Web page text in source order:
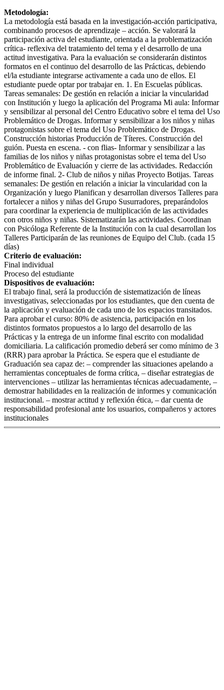
Metodología:
La metodología está basada en la investigación-acción participativa,
combinando procesos de aprendizaje – acción. Se valorará la
participación activa del estudiante, orientada a la problematización
crítica- reflexiva del tratamiento del tema y el desarrollo de una
actitud investigativa. Para la evaluación se considerarán distintos
formatos en el continuo del desarrollo de las Prácticas, debiendo
el/la estudiante integrarse activamente a cada uno de ellos. El
estudiante puede optar por trabajar en. 1. En Escuelas públicas.
Tareas semanales: De gestión en relación a iniciar la vincularidad
con Institución y luego la aplicación del Programa Mi aula: Informar
y sensibilizar al personal del Centro Educativo sobre el tema del Uso
Problemático de Drogas. Informar y sensibilizar a los niños y niñas
protagonistas sobre el tema del Uso Problemático de Drogas.
Construcción historias Producción de Títeres. Construcción del
guión. Puesta en escena. - con flias- Informar y sensibilizar a las
familias de los niños y niñas protagonistas sobre el tema del Uso
Problemático de Evaluación y cierre de las actividades. Redacción
de informe final. 2- Club de niños y niñas Proyecto Botijas. Tareas
semanales: De gestión en relación a iniciar la vincularidad con la
Organización y luego Planifican y desarrollan diversos Talleres para
fortalecer a niños y niñas del Grupo Susurradores, preparándolos
para coordinar la experiencia de multiplicación de las actividades
con otros niños y niñas. Sistematizarán las actividades. Coordinan
con Psicóloga Referente de la Institución con la cual desarrollan los
Talleres Participarán de las reuniones de Equipo del Club. (cada 15
días)
Criterio de evaluación:
Final individual
Proceso del estudiante
Dispositivos de evaluación:
El trabajo final, será la producción de sistematización de líneas
investigativas, seleccionadas por los estudiantes, que den cuenta de
la aplicación y evaluación de cada uno de los espacios transitados.
Para aprobar el curso: 80% de asistencia, participación en los
distintos formatos propuestos a lo largo del desarrollo de las
Prácticas y la entrega de un informe final escrito con modalidad
domiciliaria. La calificación promedio deberá ser como mínimo de 3
(RRR) para aprobar la Práctica. Se espera que el estudiante de
Graduación sea capaz de: – comprender las situaciones apelando a
herramientas conceptuales de forma crítica, – diseñar estrategias de
intervenciones – utilizar las herramientas técnicas adecuadamente, –
demostrar habilidades en la realización de informes y comunicación
institucional. – mostrar actitud y reflexión ética, – dar cuenta de
responsabilidad profesional ante los usuarios, compañeros y actores
institucionales